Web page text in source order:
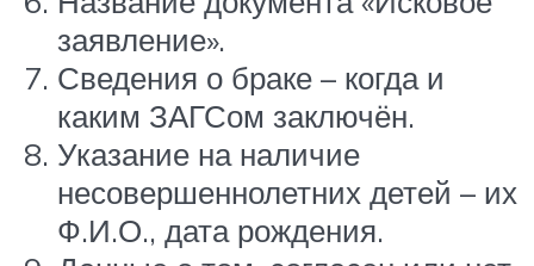
заявление».
Сведения о браке – когда и
каким ЗАГСом заключён.
Указание на наличие
несовершеннолетних детей – их
Ф.И.О., дата рождения.